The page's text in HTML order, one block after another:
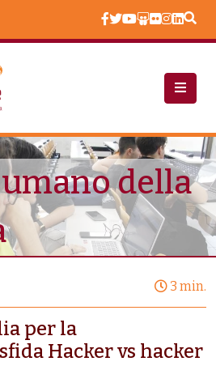
Umano Della Sicurezza
della
3 min.
per la
Hacker vs hacker